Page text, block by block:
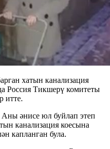
хатын канализация
Россия Тикшерү комитеты
итте.
Аны әнисе юл буйлап этеп
канализация коесына
капланган була.